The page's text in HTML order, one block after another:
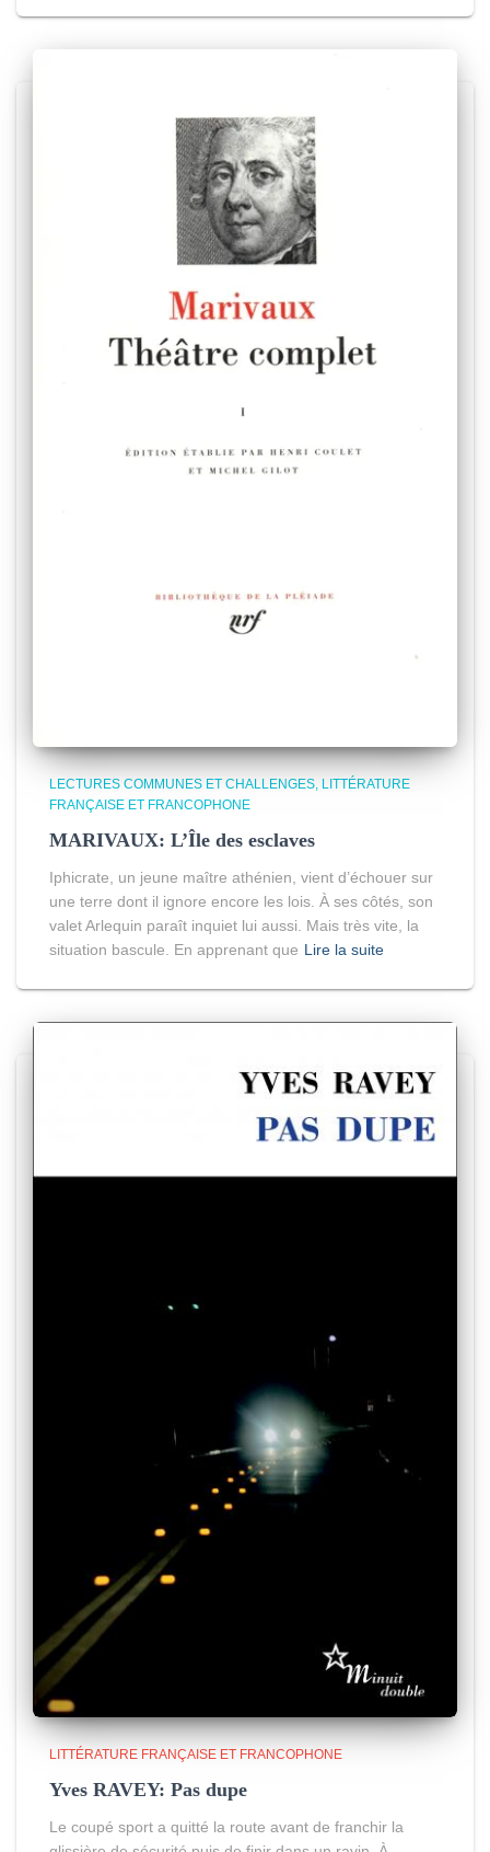
LECTURES COMMUNES ET CHALLENGES LITTÉRATURE
FRANÇAISE ET FRANCOPHONE
MARIVAUX: L’Île des esclaves
Iphicrate, un jeune maître athénien, vient d’échouer sur
une terre dont il ignore encore les lois. À ses côtés, son
valet Arlequin paraît inquiet lui aussi. Mais très vite, la
situation bascule. En apprenant que Lire la suite
LITTÉRATURE FRANÇAISE ET FRANCOPHONE
Yves RAVEY: Pas dupe
Le coupé sport a quitté la route avant de franchir la